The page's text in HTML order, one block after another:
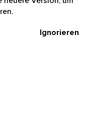
Ignorieren